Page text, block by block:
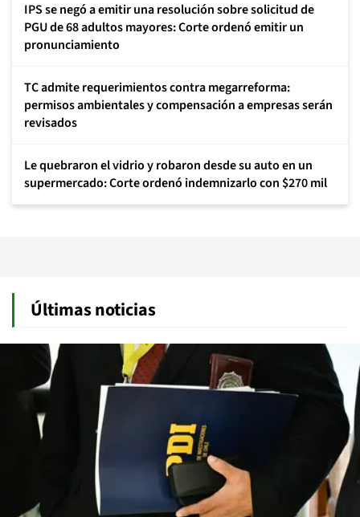
IPS se negó a emitir una resolución sobre solicitud de
PGU de 68 adultos mayores: Corte ordenó emitir un
pronunciamiento
TC admite requerimientos contra megarreforma:
permisos ambientales y compensación a empresas serán
revisados
Le quebraron el vidrio y robaron desde su auto en un
supermercado: Corte ordenó indemnizarlo con $270 mil
Últimas noticias